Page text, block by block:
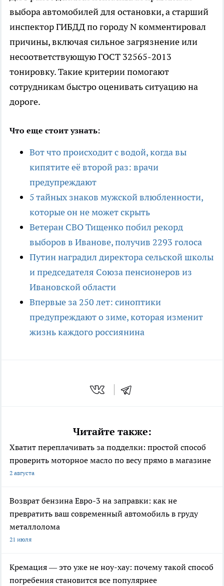
выбора автомобилей для остановки, а старший
инспектор ГИБДД по городу N комментировал
причины, включая сильное загрязнение или
несоответствующую ГОСТ 32565-2013
тонировку. Такие критерии помогают
сотрудникам быстро оценивать ситуацию на
дороге.
Что еще стоит узнать:
Вот что происходит с водой, когда вы
кипятите её второй раз: врачи
предупреждают
5 тайных знаков мужской влюбленности,
которые он не может скрыть
Ветеран СВО Тищенко побил рекорд
выборов в Иванове, получив 2293 голоса
Путин наградил директора сельской школы
и председателя Союза пенсионеров из
Ивановской области
Впервые за 250 лет: синоптики
предупреждают о зиме, которая изменит
жизнь каждого россиянина
Читайте также:
Хватит переплачивать за подделки: простой способ
проверить моторное масло по весу прямо в магазине
2 августа
Возврат бензина Евро-3 на заправки: как не
превратить ваш современный автомобиль в груду
металлолома
21 июля
Кремация — это уже не ноу-хау: почему такой способ
погребения становится все популярнее